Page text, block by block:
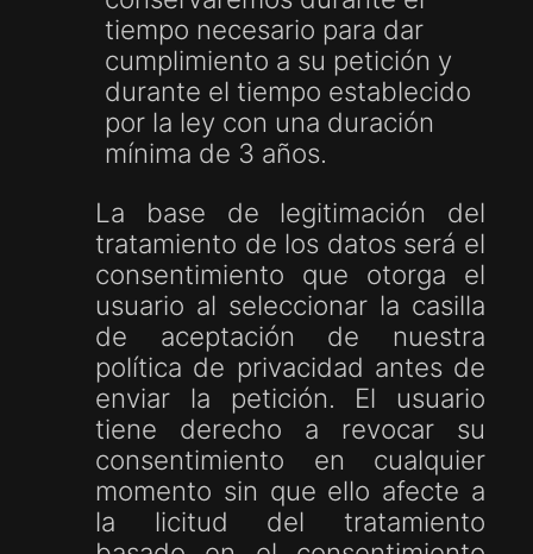
tiempo necesario para dar
cumplimiento a su petición y
durante el tiempo establecido
por la ley con una duración
mínima de 3 años.
La base de legitimación del
tratamiento de los datos será el
consentimiento que otorga el
usuario al seleccionar la casilla
de aceptación de nuestra
política de privacidad antes de
enviar la petición. El usuario
tiene derecho a revocar su
consentimiento en cualquier
momento sin que ello afecte a
la licitud del tratamiento